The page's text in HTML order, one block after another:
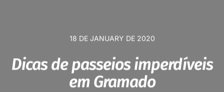
18 DE JANUARY DE 2020
Dicas de passeios imperdíveis
em Gramado